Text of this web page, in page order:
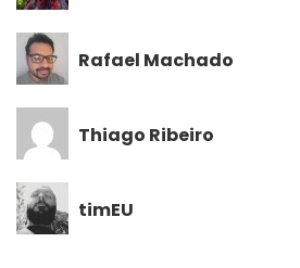
Rafael Machado
Thiago Ribeiro
timEU